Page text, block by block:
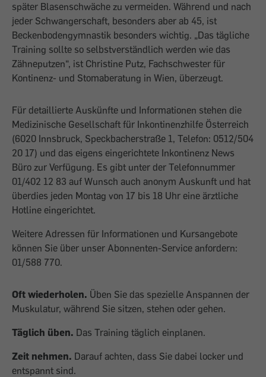
später Blasenschwäche zu vermeiden. Während und nach
jeder Schwangerschaft, besonders aber ab 45, ist
Beckenbodengymnastik besonders wichtig. „Das tägliche
Training sollte so selbstverständlich werden wie das
Zähneputzen“, ist Christine Putz, Fachschwester für
Kontinenz- und Stomaberatung in Wien, überzeugt.
Für detaillierte Auskünfte und Informationen stehen die
Medizinische Gesellschaft für Inkontinenzhilfe Österreich
(6020 Innsbruck, Speckbacherstraße 1, Telefon: 0512/504
20 17) und das eigens eingerichtete Inkontinenz News
Büro zur Verfügung. Es gibt unter der Telefonnummer
01/402 12 83 auf Wunsch auch anonym Auskunft und hat
überdies jeden Montag von 17 bis 18 Uhr eine ärztliche
Hotline eingerichtet.
Weitere Adressen für Informationen und Kursangebote
können Sie über unser Abonnenten-Service anfordern:
01/588 770.
Oft wiederholen. Üben Sie das spezielle Anspannen der
Muskulatur, während Sie sitzen, stehen oder gehen.
Täglich üben. Das Training täglich einplanen.
Zeit nehmen. Darauf achten, dass Sie dabei locker und
entspannt sind.